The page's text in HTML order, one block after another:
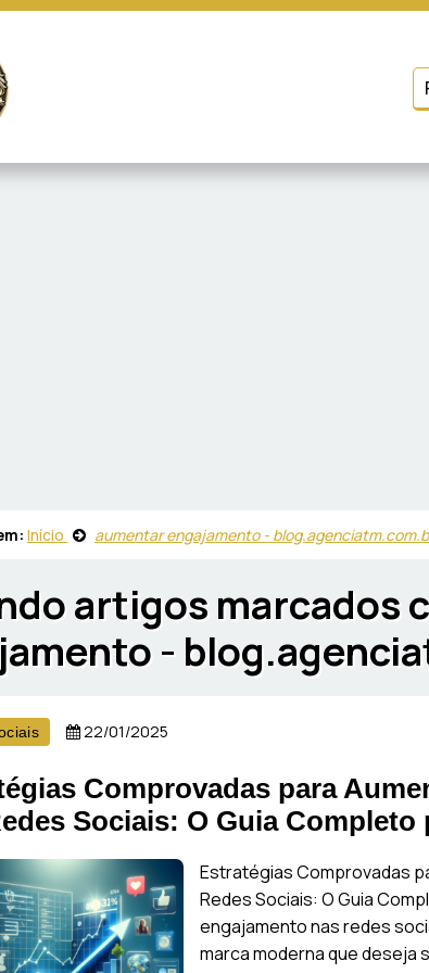
Início aumentar engajamento -
artigos marcados
-
22/01/2025
Comprovadas para
Sociais: O Guia Completo
Estratégias Comprovadas
Redes Sociais: O Guia
engajamento nas redes
marca moderna que deseja
de terceiros. Leia mais em